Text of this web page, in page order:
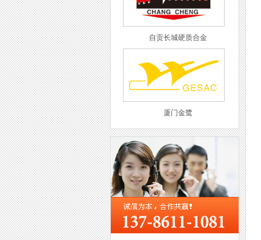
自贡长城硬质合金
厦门金鹭
西工集团